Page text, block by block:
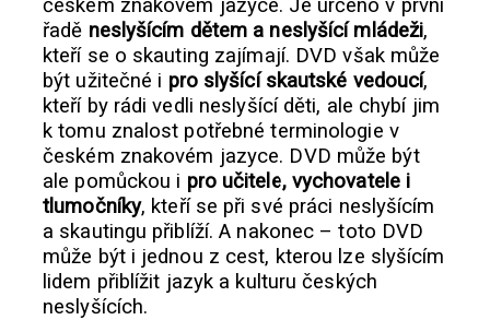
českém znakovém jazyce. Je určeno v první
řadě neslyšícím dětem a neslyšící mládeži,
kteří se o skauting zajímají. DVD však může
být užitečné i pro slyšící skautské vedoucí,
kteří by rádi vedli neslyšící děti, ale chybí jim
k tomu znalost potřebné terminologie v
českém znakovém jazyce. DVD může být
ale pomůckou i pro učitele, vychovatele i
tlumočníky, kteří se při své práci neslyšícím
a skautingu přiblíží. A nakonec – toto DVD
může být i jednou z cest, kterou lze slyšícím
lidem přiblížit jazyk a kulturu českých
neslyšících.